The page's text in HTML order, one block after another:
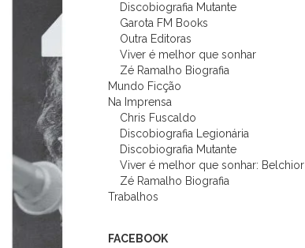
Discobiografia Mutante
Garota FM Books
Outra Editoras
Viver é melhor que sonhar
Zé Ramalho Biografia
Mundo Ficção
Na Imprensa
Chris Fuscaldo
Discobiografia Legionária
Discobiografia Mutante
Viver é melhor que sonhar: Belchior
Zé Ramalho Biografia
Trabalhos
FACEBOOK